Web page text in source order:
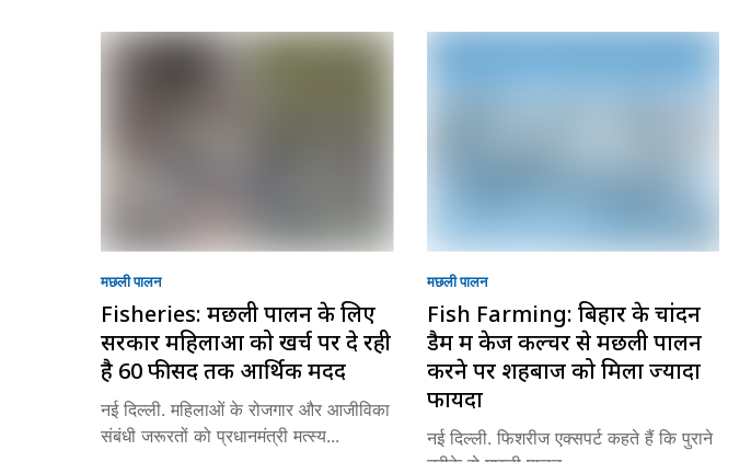
मछली पालन
Fisheries: मछली पालन के लिए
सरकार महिलाओं को खर्च पर दे रही
है 60 फीसद तक आर्थिक मदद
नई दिल्ली. महिलाओं के रोजगार और आजीविका
संबंधी जरूरतों को प्रधानमंत्री मत्स्य...
मछली पालन
Fish Farming: बिहार के चांदन
डैम में केज कल्चर से मछली पालन
करने पर शहबाज को मिला ज्यादा
फायदा
नई दिल्ली. फिशरीज एक्सपर्ट कहते हैं कि पुराने